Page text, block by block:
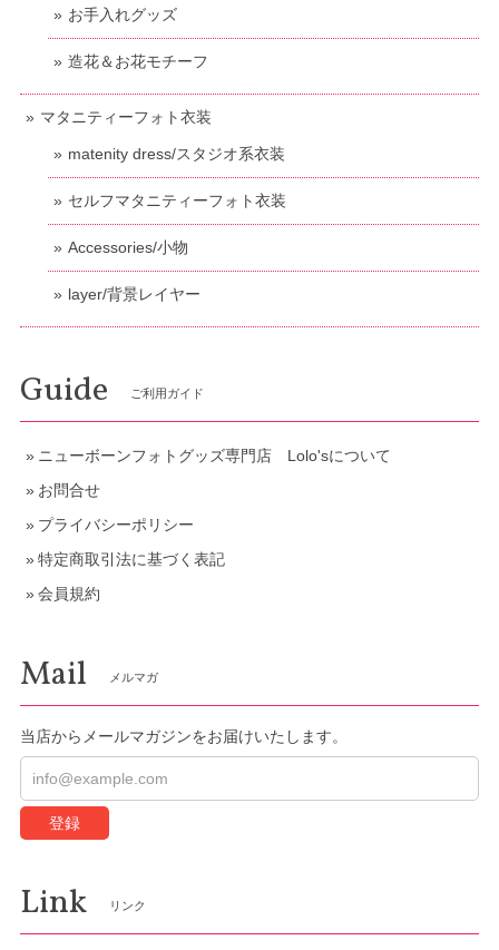
お手入れグッズ
造花＆お花モチーフ
マタニティーフォト衣装
matenity dress/スタジオ系衣装
セルフマタニティーフォト衣装
Accessories/小物
layer/背景レイヤー
Guide ご利用ガイド
ニューボーンフォトグッズ専門店 Lolo'sについて
お問合せ
プライバシーポリシー
特定商取引法に基づく表記
会員規約
Mail メルマガ
当店からメールマガジンをお届けいたします。
登録
Link リンク